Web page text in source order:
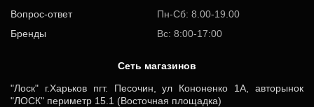
Вопрос-ответ
Бренды
Пн-Сб: 8.00-19.00
Вс: 8:00-17:00
Cеть магазинов
"Лоск" г.Харьков пгт. Песочин, ул Кононенко 1А, авторынок
"ЛОСК" периметр 15.1 (Восточная площадка)